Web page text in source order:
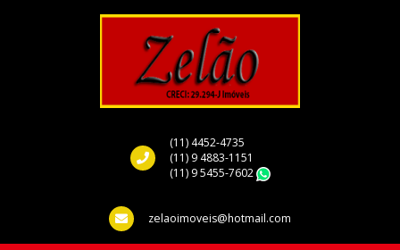
(11) 4452-4735
(11) 9 4883-1151
(11) 9 5455-7602
zelaoimoveis@hotmail.com